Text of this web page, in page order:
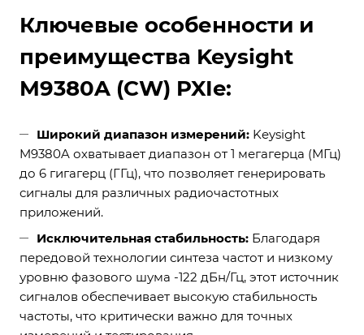
Ключевые особенности и
преимущества Keysight
M9380A (CW) PXIe:
Широкий диапазон измерений: Keysight
M9380A охватывает диапазон от 1 мегагерца (МГц)
до 6 гигагерц (ГГц), что позволяет генерировать
сигналы для различных радиочастотных
приложений.
Исключительная стабильность: Благодаря
передовой технологии синтеза частот и низкому
уровню фазового шума -122 дБн/Гц, этот источник
сигналов обеспечивает высокую стабильность
частоты, что критически важно для точных